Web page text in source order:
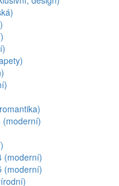
(moderní)
(moderní)
(moderní)